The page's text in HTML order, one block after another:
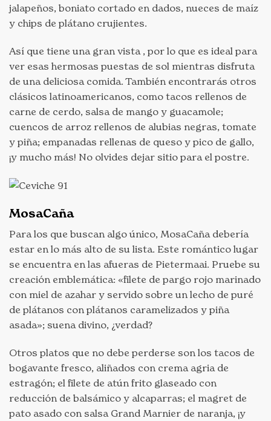
jalapeños, boniato cortado en dados, nueces de maíz
y chips de plátano crujientes.
Así que tiene una gran vista , por lo que es ideal para
ver esas hermosas puestas de sol mientras disfruta
de una deliciosa comida. También encontrarás otros
clásicos latinoamericanos, como tacos rellenos de
carne de cerdo, salsa de mango y guacamole;
cuencos de arroz rellenos de alubias negras, tomate
y piña; empanadas rellenas de queso y pico de gallo,
¡y mucho más! No olvides dejar sitio para el postre.
MosaCaña
Para los que buscan algo único, MosaCaña debería
estar en lo más alto de su lista. Este romántico lugar
se encuentra en las afueras de Pietermaai. Pruebe su
creación emblemática: «filete de pargo rojo marinado
con miel de azahar y servido sobre un lecho de puré
de plátanos con plátanos caramelizados y piña
asada»; suena divino, ¿verdad?
Otros platos que no debe perderse son los tacos de
bogavante fresco, aliñados con crema agria de
estragón; el filete de atún frito glaseado con
reducción de balsámico y alcaparras; el magret de
pato asado con salsa Grand Marnier de naranja, ¡y